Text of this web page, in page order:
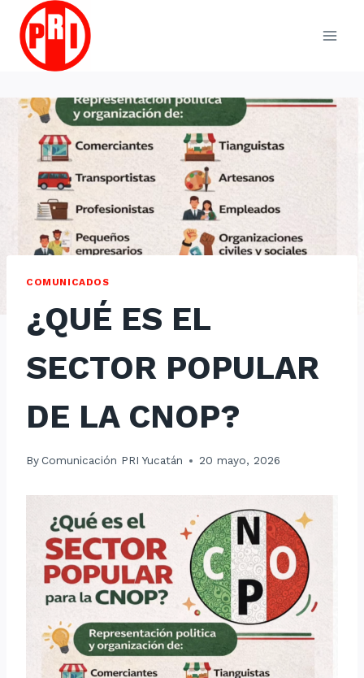
Skip
content
COMUNICADOS
¿QUÉ ES EL
SECTOR POPULAR
DE LA CNOP?
By Comunicación PRI Yucatán 20 mayo, 2026